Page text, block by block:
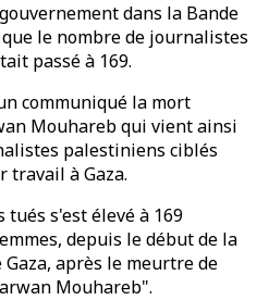
dans la Bande
le nombre de journalistes
passé à 169.
communiqué la mort
Mouhareb qui vient ainsi
palestiniens ciblés
travail à Gaza.
s'est élevé à 169
depuis le début de la
après le meurtre de
Mouhareb".